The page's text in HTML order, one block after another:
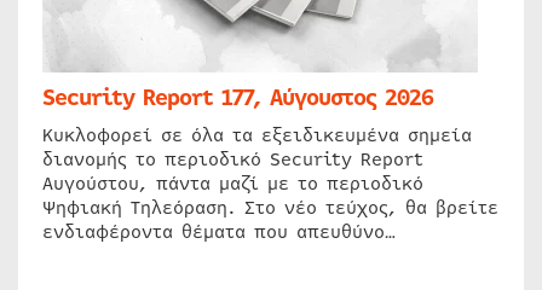
Security Report 177, Αύγουστος 2026
Κυκλοφορεί σε όλα τα εξειδικευμένα σημεία
διανομής το περιοδικό Security Report
Αυγούστου, πάντα μαζί με το περιοδικό
Ψηφιακή Τηλεόραση. Στο νέο τεύχος, θα βρείτε
ενδιαφέροντα θέματα που απευθύνο…